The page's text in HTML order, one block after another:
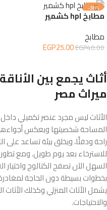
-38%
مطابخ hpl كشمير
مطابخ
EGP40.00
EGP25.00
أثاث يجمع بين
ميراث مصر
الأثاث ليس مجرد عنصر تكميلي
المساحة شخصيتها ويعكس
راحة ودفئًا، ويخلق بيئة تساعد على
للاسترخاء بعد يوم طويل. ومع تطور
السهل الآن تصفح الكتالوج
بخطوات بسيطة دون الحاجة
يشمل الأثاث المنزلي وكذلك
والاحتياجات.